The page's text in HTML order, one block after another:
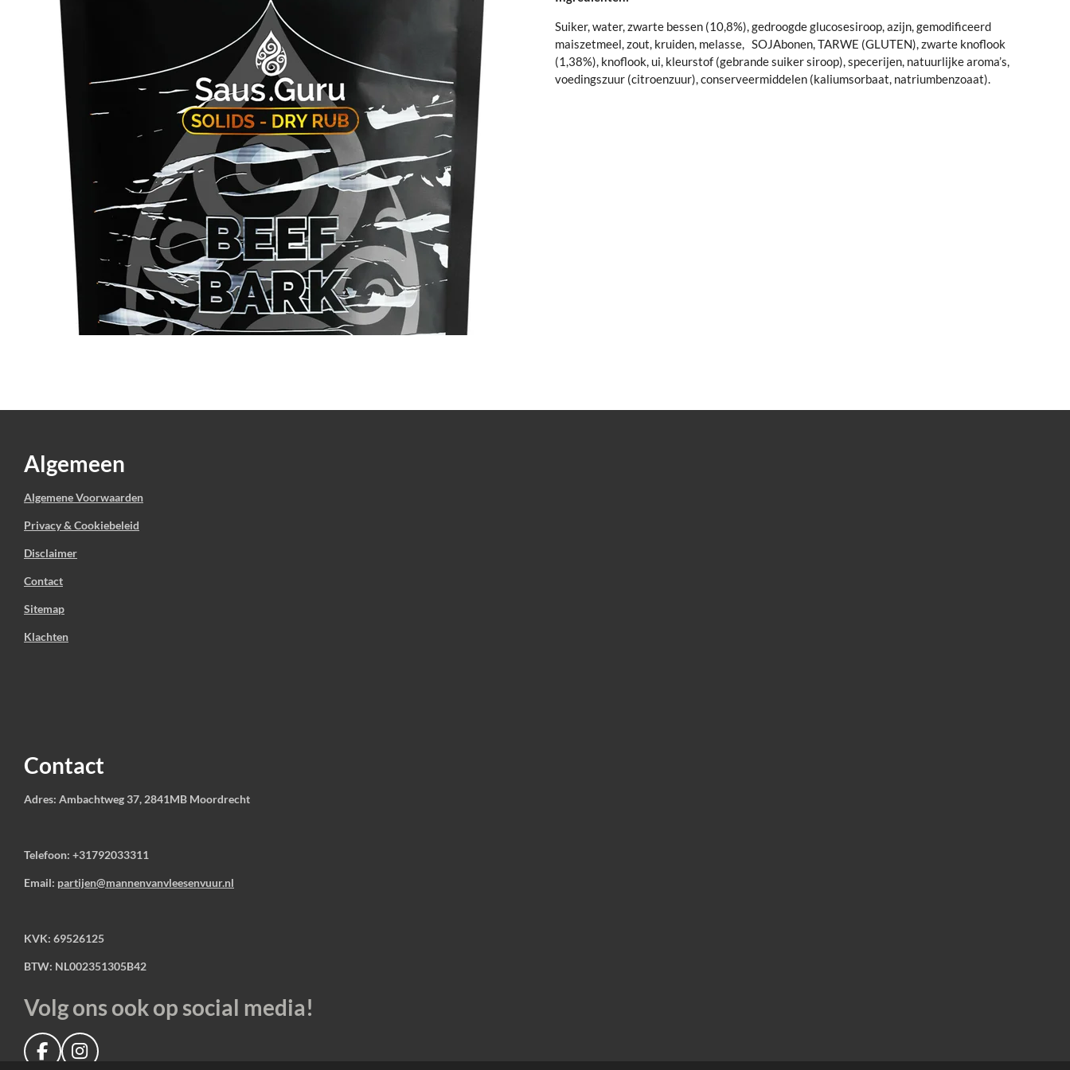
Suiker, water, zwarte bessen (10,8%), gedroogde glucosesiroop, azijn, gemodificeerd
maiszetmeel, zout, kruiden, melasse,
SOJAbonen, TARWE (GLUTEN), zwarte knoflook
(1,38%), knoflook, ui, kleurstof (gebrande suiker siroop), specerijen, natuurlijke aroma’s,
voedingszuur (citroenzuur), conserveermiddelen (kaliumsorbaat, natriumbenzoaat).
Algemeen
Algemene Voorwaarden
Privacy & Cookiebeleid
Disclaimer
Contact
Sitemap
Klachten
Contact
Adres: Ambachtweg 37, 2841MB Moordrecht
Telefoon: +31792033311
Email: partijen@mannenvanvleesenvuur.nl
KVK: 69526125
BTW: NL002351305B42
Volg ons ook op social media!
F
I